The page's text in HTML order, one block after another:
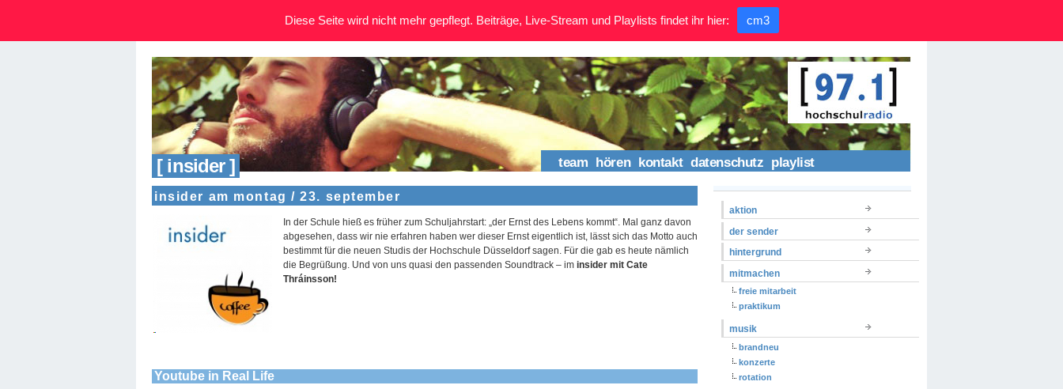
[ insider ] team hören kontakt datenschutz playlist
insider am montag / 23. september
In der Schule hieß es früher zum Schuljahrstart: „der Ernst des Lebens kommt“. Mal ganz davon
abgesehen, dass wir nie erfahren haben wer dieser Ernst eigentlich ist, lässt sich das Motto auch
bestimmt für die neuen Studis der Hochschule Düsseldorf sagen. Für die gab es heute nämlich
die Begrüßung. Und von uns quasi den passenden Soundtrack – im insider mit Cate
Thráinsson!
Youtube in Real Life
aktion
der sender
hintergrund
mitmachen
freie mitarbeit
praktikum
musik
brandneu
konzerte
rotation
Diese Seite wird nicht mehr gepflegt. Beiträge, Live-Stream und Playlists findet ihr hier: cm3